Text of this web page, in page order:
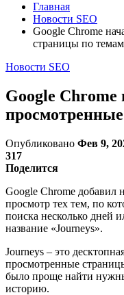
Главная
Новости SEO
Google Chrome
страницы по темам
Новости SEO
Google Chrome
Опубликовано Фев 9,
317
Поделится
Google Chrome добавил
просмотр тех тем, по
поиска несколько дней
название «Journeys».
Journeys – это
просмотренные
было проще найти
историю.